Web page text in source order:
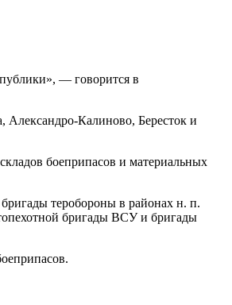
— говорится в
Калиново, Бересток и
боеприпасов и материальных
теробороны в районах н. п.
бригады ВСУ и бригады